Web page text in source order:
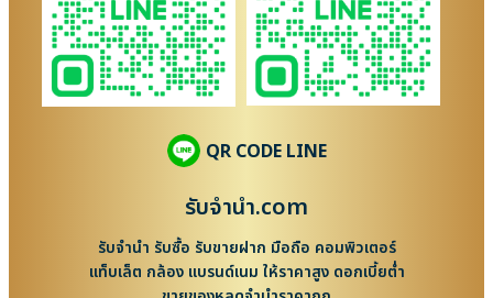
QR CODE LINE
รับจํานํา.com
รับจำนำ รับซื้อ รับขายฝาก มือถือ คอมพิวเตอร์
แท็บเล็ต กล้อง แบรนด์เนม ให้ราคาสูง ดอกเบี้ยต่ำ